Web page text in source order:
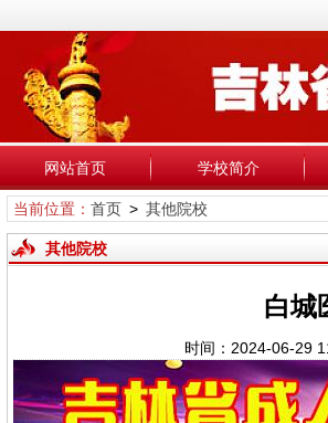
网站首页 学校简介
当前位置： 首页> 其他院校
其他院校
白城
时间：2024-06-